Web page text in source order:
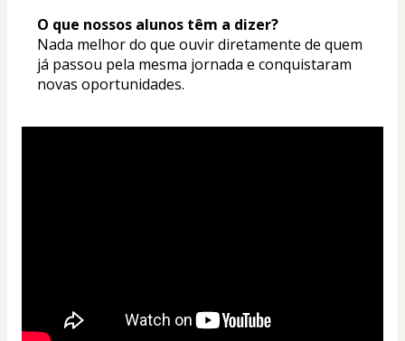
O que nossos alunos têm a dizer?
Nada melhor do que ouvir diretamente de quem
já passou pela mesma jornada e conquistaram
novas oportunidades.